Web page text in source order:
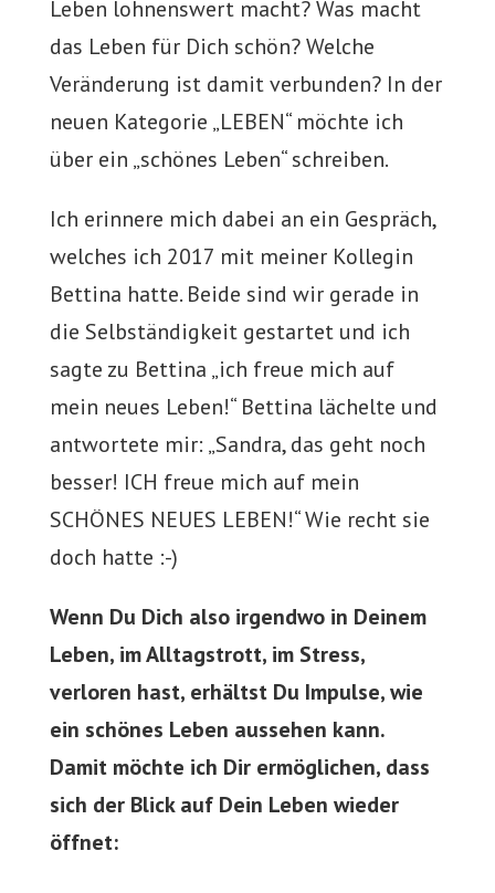
Leben lohnenswert macht? Was macht
das Leben für Dich schön? Welche
Veränderung ist damit verbunden? In der
neuen Kategorie „LEBEN“ möchte ich
über ein „schönes Leben“ schreiben.
Ich erinnere mich dabei an ein Gespräch,
welches ich 2017 mit meiner Kollegin
Bettina hatte. Beide sind wir gerade in
die Selbständigkeit gestartet und ich
sagte zu Bettina „ich freue mich auf
mein neues Leben!“ Bettina lächelte und
antwortete mir: „Sandra, das geht noch
besser! ICH freue mich auf mein
SCHÖNES NEUES LEBEN!“ Wie recht sie
doch hatte :-)
Wenn Du Dich also irgendwo in Deinem
Leben, im Alltagstrott, im Stress,
verloren hast, erhältst Du Impulse, wie
ein schönes Leben aussehen kann.
Damit möchte ich Dir ermöglichen, dass
sich der Blick auf Dein Leben wieder
öffnet: